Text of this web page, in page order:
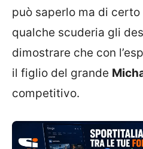
può saperlo ma di
qualche scuderia gli
dimostrare che con
il figlio del grande
competitivo.